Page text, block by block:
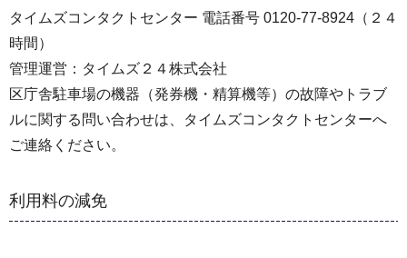
タイムズコンタクトセンター 電話番号 0120-77-8924（２４
時間）
管理運営：タイムズ２４株式会社
区庁舎駐車場の機器（発券機・精算機等）の故障やトラブ
ルに関する問い合わせは、タイムズコンタクトセンターへ
ご連絡ください。
利用料の減免